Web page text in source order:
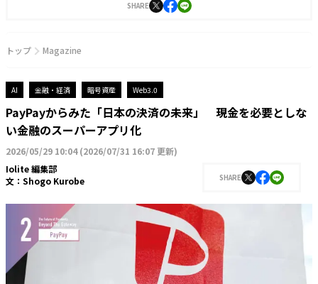
SHARE
トップ Magazine
AI 金融・経済 暗号資産 Web3.0
PayPayからみた「日本の決済の未来」 現金を必要としな
い金融のスーパーアプリ化
2026/05/29 10:04(2026/07/31 16:07 更新)
Iolite 編集部
文： Shogo Kurobe SHARE